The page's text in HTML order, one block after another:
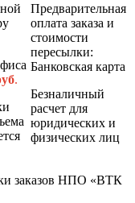
.
Предварительная
оплата заказа и
стоимости
пересылки:
Банковская карта
Безналичный
расчет для
юридических и
физических лиц
заказов НПО «ВТК